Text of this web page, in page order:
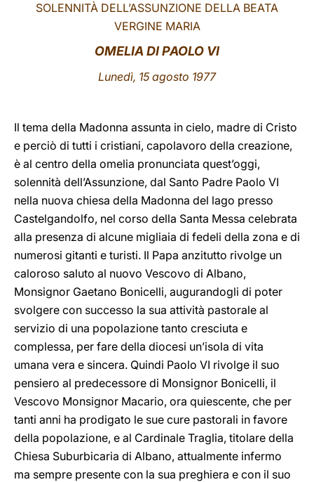
SOLENNITÀ DELL’ASSUNZIONE DELLA BEATA
VERGINE MARIA
OMELIA DI PAOLO VI
Lunedì, 15 agosto 1977
Il tema della Madonna assunta in cielo, madre di Cristo
e perciò di tutti i cristiani, capolavoro della creazione,
è al centro della omelia pronunciata quest’oggi,
solennità dell’Assunzione, dal Santo Padre Paolo VI
nella nuova chiesa della Madonna del lago presso
Castelgandolfo, nel corso della Santa Messa celebrata
alla presenza di alcune migliaia di fedeli della zona e di
numerosi gitanti e turisti. Il Papa anzitutto rivolge un
caloroso saluto al nuovo Vescovo di Albano,
Monsignor Gaetano Bonicelli, augurandogli di poter
svolgere con successo la sua attività pastorale al
servizio di una popolazione tanto cresciuta e
complessa, per fare della diocesi un’isola di vita
umana vera e sincera. Quindi Paolo VI rivolge il suo
pensiero al predecessore di Monsignor Bonicelli, il
Vescovo Monsignor Macario, ora quiescente, che per
tanti anni ha prodigato le sue cure pastorali in favore
della popolazione, e al Cardinale Traglia, titolare della
Chiesa Suburbicaria di Albano, attualmente infermo
ma sempre presente con la sua preghiera e con il suo